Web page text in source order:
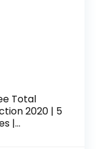
Total
2020 | 5
|